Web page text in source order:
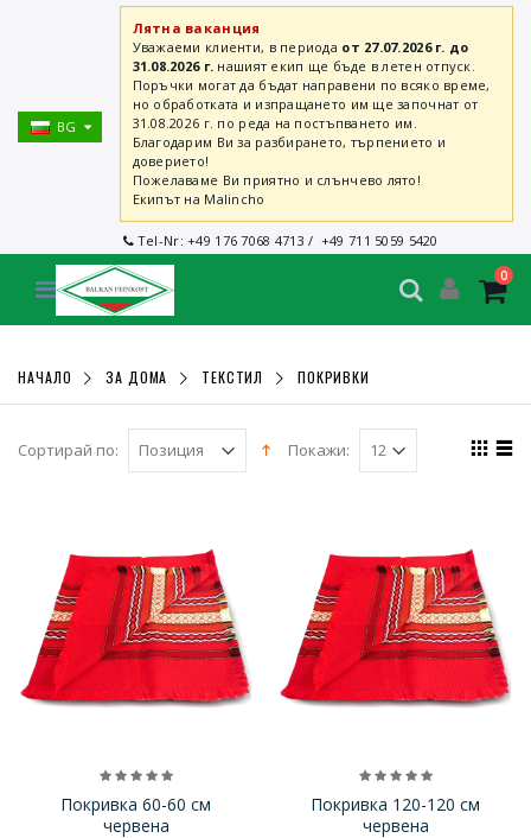
BG
Лятна ваканция
Уважаеми клиенти, в периода от 27.07.2026 г. до
31.08.2026 г. нашият екип ще бъде в летен отпуск.
Поръчки могат да бъдат направени по всяко време,
но обработката и изпращането им ще започнат от
31.08.2026 г. по реда на постъпването им.
Благодарим Ви за разбирането, търпението и
доверието!
Пожелаваме Ви приятно и слънчево лято!
Екипът на Malincho
Tel-Nr:+49 176 7068 4713 / +49 711 5059 5420
0
НАЧАЛО ЗА ДОМА ТЕКСТИЛ ПОКРИВКИ
Сортирай по: Покажи:
Покривка 60-60 см
червена
Покривка 120-120 см
червена